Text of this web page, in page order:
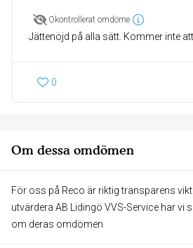
Om dessa omdömen
För oss på Reco är riktig transparens
utvärdera AB Lidingö VVS-Service har vi
om deras omdömen
Okontrollerat omdöme
Jättenöjd på alla sätt. Kommer inte
0